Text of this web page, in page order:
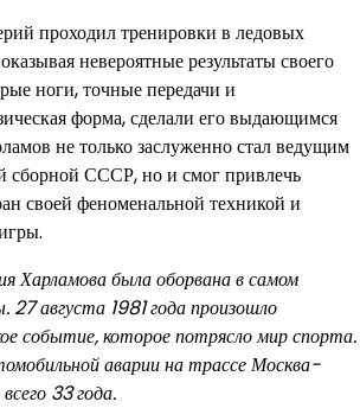
проходил тренировки в ледовых
невероятные результаты своего
ноги, точные передачи и
форма, сделали его выдающимся
не только заслуженно стал ведущим
сборной СССР, но и смог привлечь
своей феноменальной техникой и
Харламова была оборвана в самом
27 августа 1981 года произошло
событие, которое потрясло мир спорта.
аварии на трассе Москва-
33 года.